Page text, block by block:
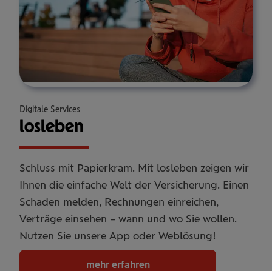
Digitale Services
los­le­ben
Schluss mit Papierkram. Mit losleben zeigen wir
Ihnen die einfache Welt der Versicherung. Einen
Schaden melden, Rechnungen einreichen,
Verträge einsehen – wann und wo Sie wollen.
Nutzen Sie unsere App oder Weblösung!
mehr erfahren